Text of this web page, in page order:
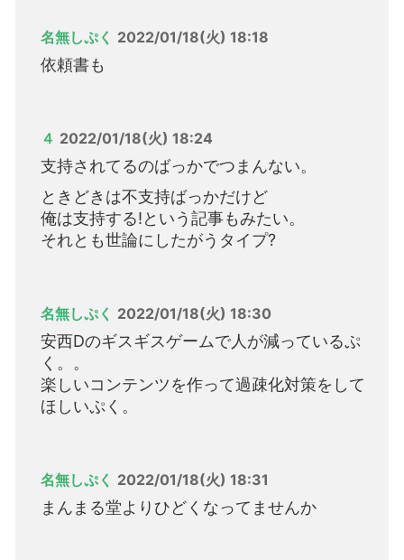
名無しぷく 2022/01/18(火) 18:18
依頼書も
４ 2022/01/18(火) 18:24
支持されてるのばっかでつまんない。
ときどきは不支持ばっかだけど
俺は支持する!という記事もみたい。
それとも世論にしたがうタイプ?
名無しぷく 2022/01/18(火) 18:30
安西Dのギスギスゲームで人が減っているぷ
く。。
楽しいコンテンツを作って過疎化対策をして
ほしいぷく。
名無しぷく 2022/01/18(火) 18:31
まんまる堂よりひどくなってませんか